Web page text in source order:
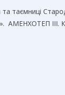
таємниці
АМЕНХОТЕП